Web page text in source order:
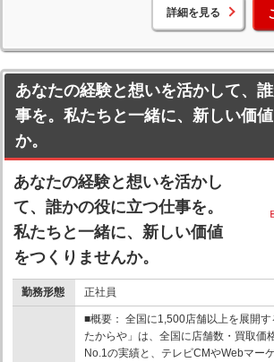
詳細を見る
あなたの経験と想いを活かして、
事を。私たちと一緒に、新しい価
か。
あなたの経験と想いを活かし
て、誰かの役に立つ仕事を。
私たちと一緒に、新しい価値
をつくりませんか。
勤務形態 正社員
■概要： 全国に1,500店舗以上を展開
たからや」は、全国に店舗数・買取価
No.1の実績と、テレビCMやWebマー